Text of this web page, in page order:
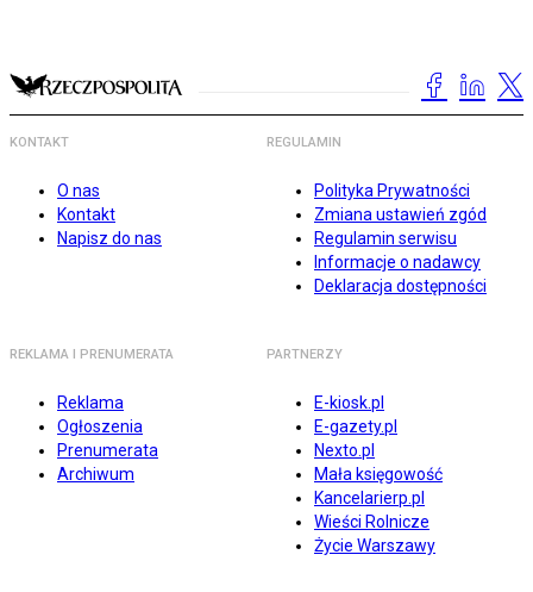
KONTAKT
O nas
Kontakt
Napisz do nas
REGULAMIN
Polityka Prywatności
Zmiana ustawień zgód
Regulamin serwisu
Informacje o nadawcy
Deklaracja dostępności
REKLAMA I PRENUMERATA
Reklama
Ogłoszenia
Prenumerata
Archiwum
PARTNERZY
E-kiosk.pl
E-gazety.pl
Nexto.pl
Mała księgowość
Kancelarierp.pl
Wieści Rolnicze
Życie Warszawy